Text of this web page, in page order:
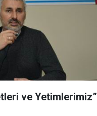
ve Yetimlerimiz”